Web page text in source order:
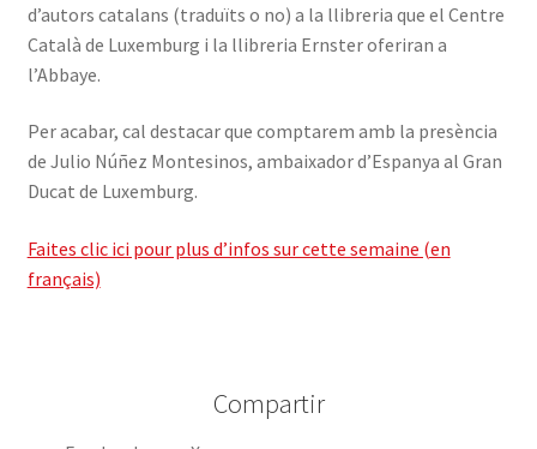
d’autors catalans (traduïts o no) a la llibreria que el Centre
Català de Luxemburg i la llibreria Ernster oferiran a
l’Abbaye.
Per acabar, cal destacar que comptarem amb la presència
de Julio Núñez Montesinos, ambaixador d’Espanya al Gran
Ducat de Luxemburg.
Faites clic ici pour plus d’infos sur cette semaine (en
français)
Compartir